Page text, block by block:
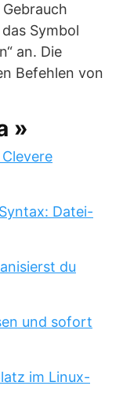
Symbol
an. Die
Befehlen von
»
Datei-
du
und sofort
im Linux-